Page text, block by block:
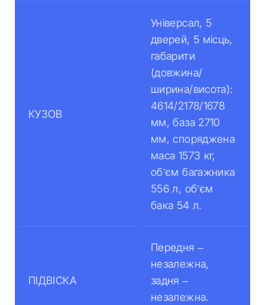
КУЗОВ
Універсал, 5
дверей, 5 місць,
габарити
(довжина/
ширина/висота):
4614/2178/1678
мм, база 2710
мм, споряджена
маса 1573 кг,
об’єм багажника
556 л, об’єм
бака 54 л.
ПІДВІСКА
Передня –
незалежна,
задня –
незалежна.